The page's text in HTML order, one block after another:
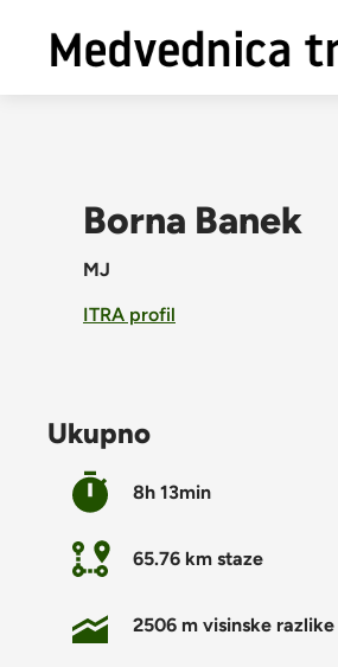
Borna Banek
MJ
ITRA profil
Ukupno
8h 13min
65.76 km staze
2506 m visinske razlike